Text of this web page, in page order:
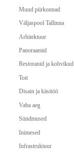
Muud piirkonnad
Väljaspool Tallinna
Arhitektuur
Panoraamid
Restoranid ja kohvikud
Toit
Disain ja käsitöö
Vaba aeg
Sündmused
Inimesed
Infrastruktuur